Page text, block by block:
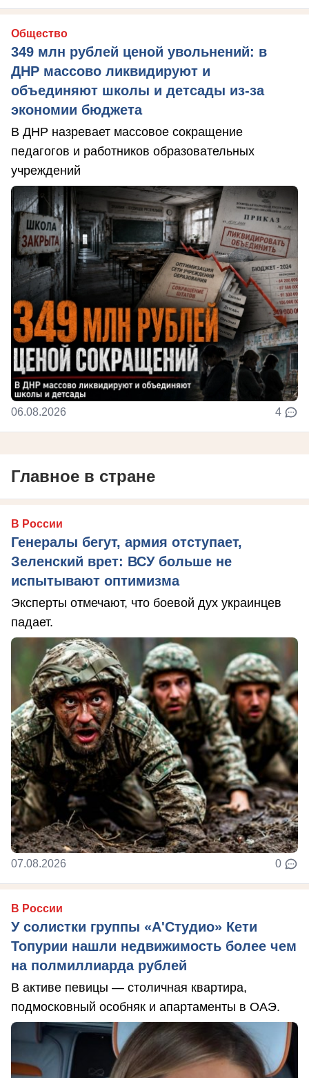
Общество
349 млн рублей ценой увольнений: в
ДНР массово ликвидируют и
объединяют школы и детсады из-за
экономии бюджета
В ДНР назревает массовое сокращение
педагогов и работников образовательных
учреждений
06.08.2026 4
Главное в стране
В России
Генералы бегут, армия отступает,
Зеленский врет: ВСУ больше не
испытывают оптимизма
Эксперты отмечают, что боевой дух украинцев
падает.
07.08.2026 0
В России
У солистки группы «А'Студио» Кети
Топурии нашли недвижимость более чем
на полмиллиарда рублей
В активе певицы — столичная квартира,
подмосковный особняк и апартаменты в ОАЭ.